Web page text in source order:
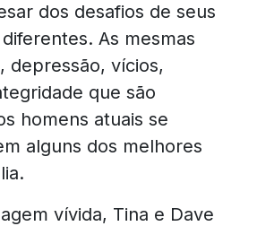
dos desafios de seus
As mesmas
depressão, vícios,
que são
homens atuais se
alguns dos melhores
vívida, Tina e Dave